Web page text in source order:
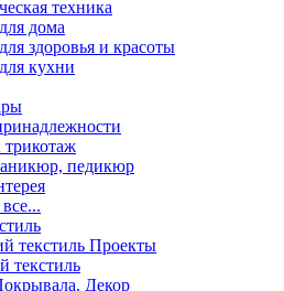
техника
дома
здоровья и красоты
кухни
трикотаж
педикюр
текстиль Проекты
текстиль
Декор